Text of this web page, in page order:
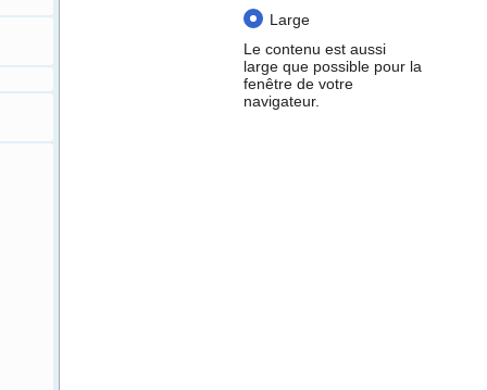
Large
Le contenu est aussi
large que possible pour la
fenêtre de votre
navigateur.